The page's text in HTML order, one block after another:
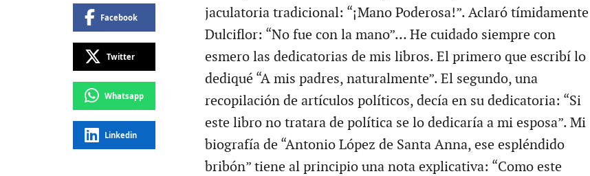
Facebook
Twitter
Whatsapp
Linkedin
jaculatoria tradicional: “¡Mano Poderosa!”. Aclaró tímidamente
Dulciflor: “No fue con la mano”… He cuidado siempre con
esmero las dedicatorias de mis libros. El primero que escribí lo
dediqué “A mis padres, naturalmente”. El segundo, una
recopilación de artículos políticos, decía en su dedicatoria: “Si
este libro no tratara de política se lo dedicaría a mi esposa”. Mi
biografía de “Antonio López de Santa Anna, ese espléndido
bribón” tiene al principio una nota explicativa: “Como este